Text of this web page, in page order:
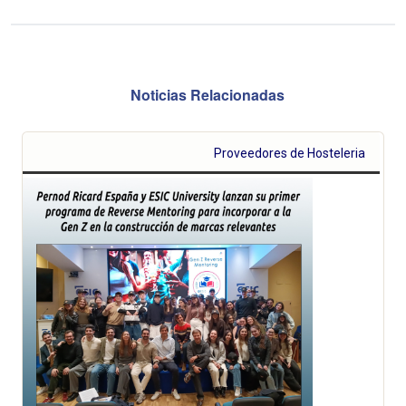
Noticias Relacionadas
Proveedores de Hosteleria